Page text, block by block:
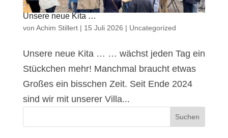
Unsere neue Kita …
von Achim Stillert| 15 Juli 2026 | Uncategorized
Unsere neue Kita … … wächst jeden Tag ein
Stückchen mehr! Manchmal braucht etwas
Großes ein bisschen Zeit. Seit Ende 2024
sind wir mit unserer Villa...